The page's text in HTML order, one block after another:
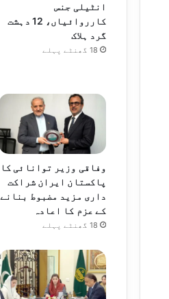
انٹیلی جنس
کارروائیاں، 12 دہشت
گرد ہلاک
18 گھنٹے پہلے
وفاقی وزیر توانائی کا
پاکستان ایران شراکت
داری مزید مضبوط بنانے
کے عزم کا اعادہ
18 گھنٹے پہلے